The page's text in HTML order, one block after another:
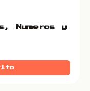
Numeros y